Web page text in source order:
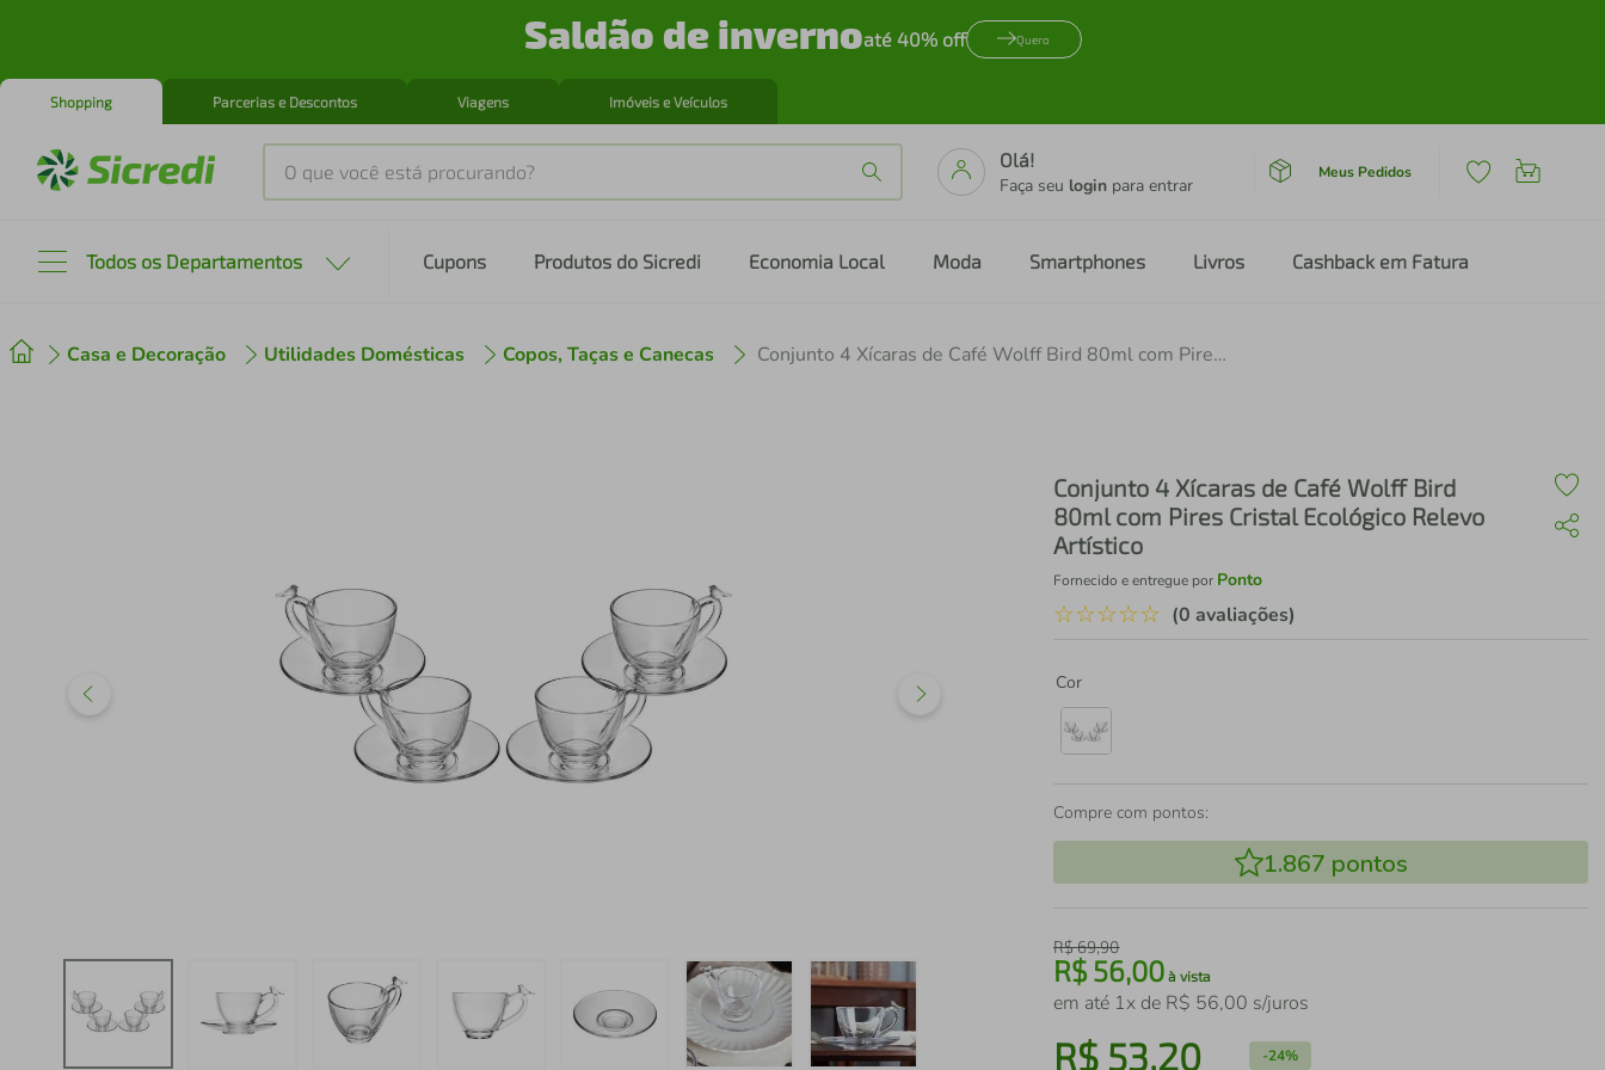
Saldão de invernoaté 40% off Quero
Shopping Parcerias e Descontos Viagens Imóveis e Veículos
O que você está procurando?
Olá!
Faça seu login para entrar
Meus Pedidos
Todos os Departamentos Cupons Produtos do Sicredi Economia Local Moda Smartphones Livros Cashback em Fatura
Casa e Decoração Utilidades Domésticas Copos, Taças e Canecas Conjunto 4 Xícaras de Café Wolff Bird 80ml com Pires Cristal Ecológico Relevo Artístico
Conjunto 4 Xícaras de Café Wolff Bird
80ml com Pires Cristal Ecológico Relevo
Artístico
Fornecido e entregue por Ponto
☆☆☆☆☆ (0 avaliações)
Cor
Compre com pontos:
1.867 pontos
R$69,90
R$56,00 à vista
em até 1x de R$ 56,00 s/juros
R$ 53,20 -24%
º cafeteira